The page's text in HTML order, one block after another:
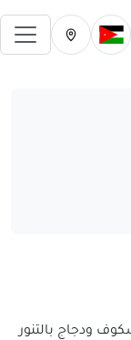
تغيير الدولة الحالية
تغيير المدينة
ودجاج بالتنور